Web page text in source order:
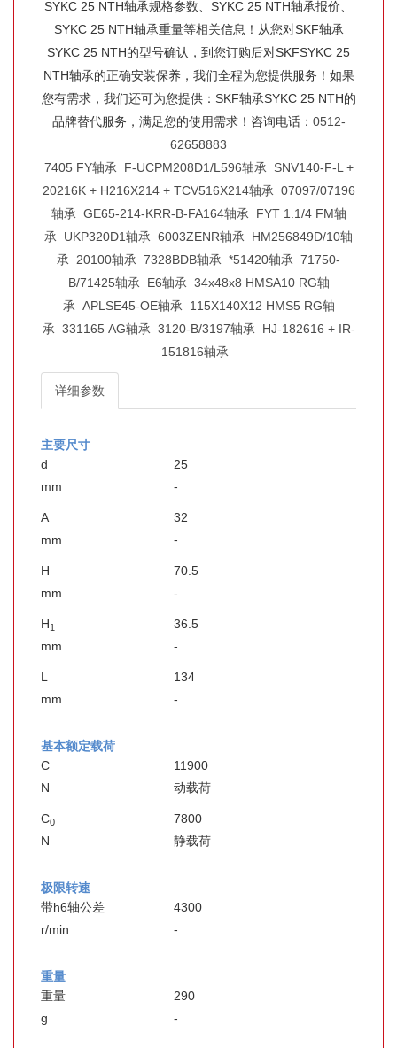
SYKC 25 NTH轴承规格参数、SYKC 25 NTH轴承报价、
SYKC 25 NTH轴承重量等相关信息！从您对SKF轴承
SYKC 25 NTH的型号确认，到您订购后对SKFSYKC 25
NTH轴承的正确安装保养，我们全程为您提供服务！如果
您有需求，我们还可为您提供：SKF轴承SYKC 25 NTH的
品牌替代服务，满足您的使用需求！咨询电话： 0512-
62658883
7405 FY轴承 F-UCPM208D1/L596轴承 SNV140-F-L +
20216K + H216X214 + TCV516X214轴承 07097/07196
轴承 GE65-214-KRR-B-FA164轴承 FYT 1.1/4 FM轴
承 UKP320D1轴承 6003ZENR轴承 HM256849D/10轴
承 20100轴承 7328BDB轴承 *51420轴承 71750-
B/71425轴承 E6轴承 34x48x8 HMSA10 RG轴
承 APLSE45-OE轴承 115X140X12 HMS5 RG轴
承 331165 AG轴承 3120-B/3197轴承 HJ-182616 + IR-
151816轴承
详细参数
主要尺寸
d
25
mm
-
A
32
mm
-
H
70.5
mm
-
H1
36.5
mm
-
L
134
mm
-
基本额定载荷
C
11900
N
动载荷
C0
7800
N
静载荷
极限转速
带h6轴公差
4300
r/min
-
重量
重量
290
g
-